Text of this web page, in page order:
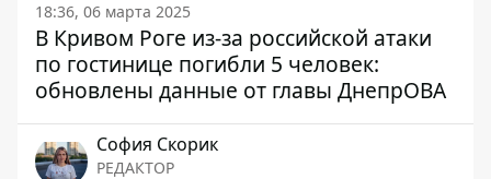
18:36, 06 марта 2025
В Кривом Роге из-за российской атаки
по гостинице погибли 5 человек:
обновлены данные от главы ДнепрОВА
София Скорик
РЕДАКТОР